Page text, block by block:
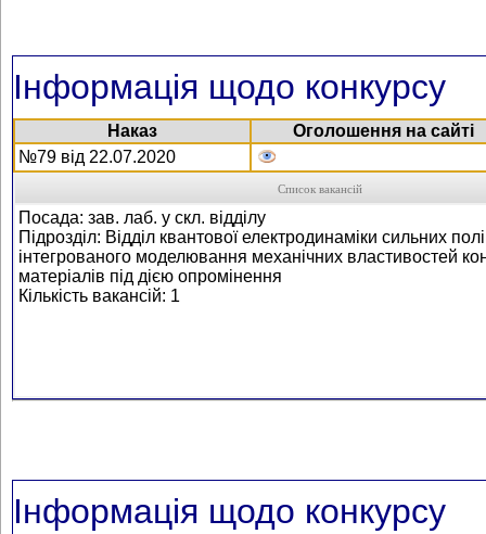
Інформація щодо конкурсу
Наказ
Оголошення на сайті
№79 від 22.07.2020
Список вакансій
Посада: зав. лаб. у скл. відділу
Підрозділ: Відділ квантової електродинаміки сильних
інтегрованого моделювання механічних властивостей
матеріалів під дією опромінення
Кількість вакансій: 1
Інформація щодо конкурсу